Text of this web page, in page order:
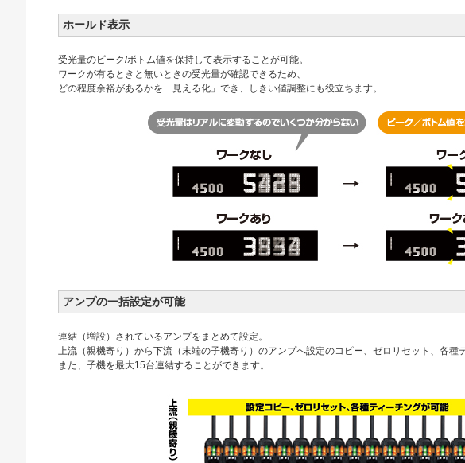
ホールド表示
受光量のピーク/ボトム値を保持して表示することが可能。
ワークが有るときと無いときの受光量が確認できるため、
どの程度余裕があるかを「見える化」でき、しきい値調整にも役立ちます。
アンプの一括設定が可能
連結（増設）されているアンプをまとめて設定。
上流（親機寄り）から下流（末端の子機寄り）のアンプへ設定のコピー、ゼロリセット、各種
また、子機を最大15台連結することができます。